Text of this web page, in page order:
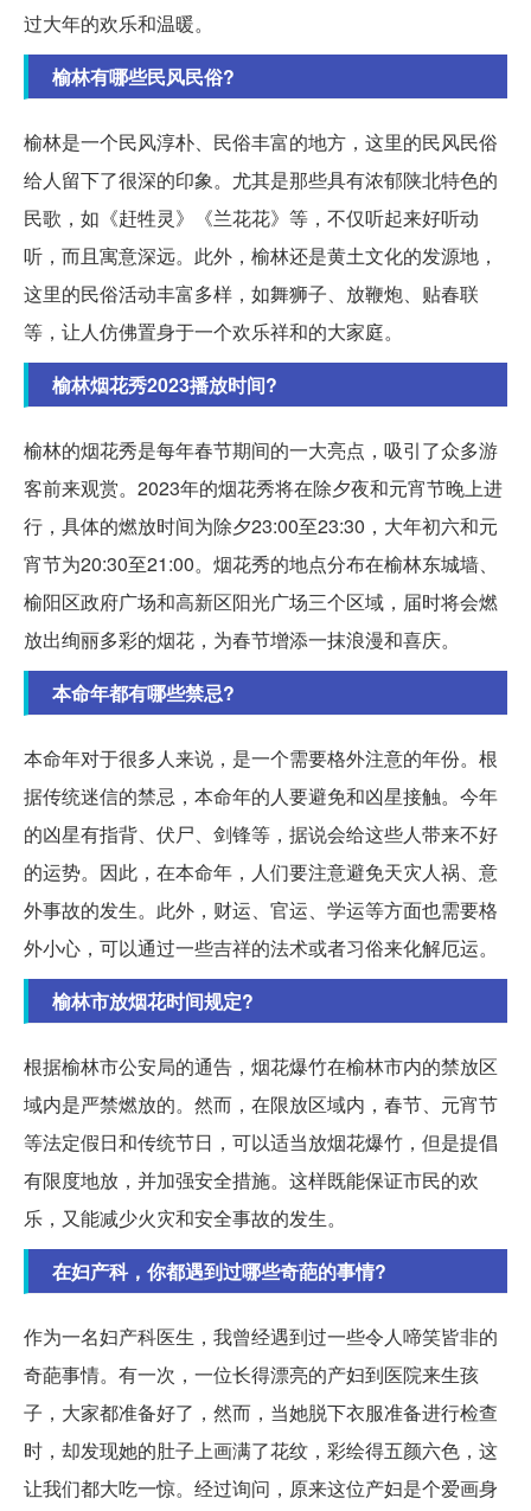
过大年的欢乐和温暖。
榆林有哪些民风民俗?
榆林是一个民风淳朴、民俗丰富的地方，这里的民风民俗
给人留下了很深的印象。尤其是那些具有浓郁陕北特色的
民歌，如《赶牲灵》《兰花花》等，不仅听起来好听动
听，而且寓意深远。此外，榆林还是黄土文化的发源地，
这里的民俗活动丰富多样，如舞狮子、放鞭炮、贴春联
等，让人仿佛置身于一个欢乐祥和的大家庭。
榆林烟花秀2023播放时间?
榆林的烟花秀是每年春节期间的一大亮点，吸引了众多游
客前来观赏。2023年的烟花秀将在除夕夜和元宵节晚上进
行，具体的燃放时间为除夕23:00至23:30，大年初六和元
宵节为20:30至21:00。烟花秀的地点分布在榆林东城墙、
榆阳区政府广场和高新区阳光广场三个区域，届时将会燃
放出绚丽多彩的烟花，为春节增添一抹浪漫和喜庆。
本命年都有哪些禁忌?
本命年对于很多人来说，是一个需要格外注意的年份。根
据传统迷信的禁忌，本命年的人要避免和凶星接触。今年
的凶星有指背、伏尸、剑锋等，据说会给这些人带来不好
的运势。因此，在本命年，人们要注意避免天灾人祸、意
外事故的发生。此外，财运、官运、学运等方面也需要格
外小心，可以通过一些吉祥的法术或者习俗来化解厄运。
榆林市放烟花时间规定?
根据榆林市公安局的通告，烟花爆竹在榆林市内的禁放区
域内是严禁燃放的。然而，在限放区域内，春节、元宵节
等法定假日和传统节日，可以适当放烟花爆竹，但是提倡
有限度地放，并加强安全措施。这样既能保证市民的欢
乐，又能减少火灾和安全事故的发生。
在妇产科，你都遇到过哪些奇葩的事情?
作为一名妇产科医生，我曾经遇到过一些令人啼笑皆非的
奇葩事情。有一次，一位长得漂亮的产妇到医院来生孩
子，大家都准备好了，然而，当她脱下衣服准备进行检查
时，却发现她的肚子上画满了花纹，彩绘得五颜六色，这
让我们都大吃一惊。经过询问，原来这位产妇是个爱画身